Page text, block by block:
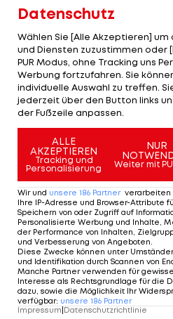
Saison in Übersee
bisher perfekt
Brajkovic zeigt sich "sehr,
heute einen Karriere-Tag
besser kommen können"
aus dem Ländle auf ein
Die Saison verlaufe für ihn
Distanzwürfe (22-48 oder
Quote in 22 Spielen, 12-18
in den vergangenen acht
sehr gut funktionieren.
Daran habe er im
der 22-Jährige nach seiner
Partie am College. Auch
sei er zufrieden.
Datenschutz
Wählen Sie [Alle Akzeptieren]
und Diensten zuzustimmen oder
PUR Modus, ohne Tracking uns
Werbung fortzufahren. Sie
individuelle Auswahl zu treffen.
jederzeit über den Button links
der Fußzeile anpassen.
ALLE
AKZEPTIEREN
Tracking und
Personalisierung
NUR
Weiter mit
Wir und unsere 186 Partner verarbeiten
Ihre IP-Adresse und Browser-Attribute
Speichern von oder Zugriff auf
Personalisierte Werbung und Inhalte,
der Performance von Inhalten,
und Verbesserung von Angeboten
Diese Zwecke können unter
und Identifikation durch Scannen von
Manche Partner verwenden für
Interesse als Rechtsgrundlage für die
dazu, sowie die Möglichkeit Ihr
verfügbar: unsere 186 Partner
Impressum|Datenschutzrichtlinie